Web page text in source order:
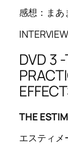
感想：まあ
INTERVIEW
DVD 3
THE
エスティメ